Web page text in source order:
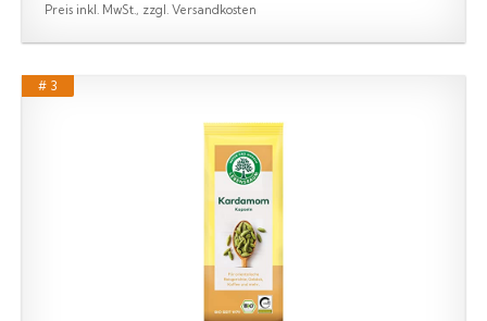
Preis inkl. MwSt., zzgl. Versandkosten
# 3